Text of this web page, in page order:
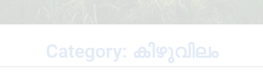
Category: കിഴുവിലം